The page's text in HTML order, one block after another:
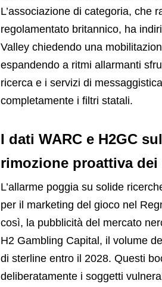
L’associazione di categoria, che
regolamentato britannico, ha
Valley chiedendo una
espandendo a ritmi allarmanti
ricerca e i servizi di
completamente i filtri statali.
I dati WARC e H2GC
rimozione proattiva
L’allarme poggia su solide
per il marketing del gioco nel
così, la pubblicità del mercato
H2 Gambling Capital, il volume
di sterline entro il 2028. Questi
deliberatamente i soggetti